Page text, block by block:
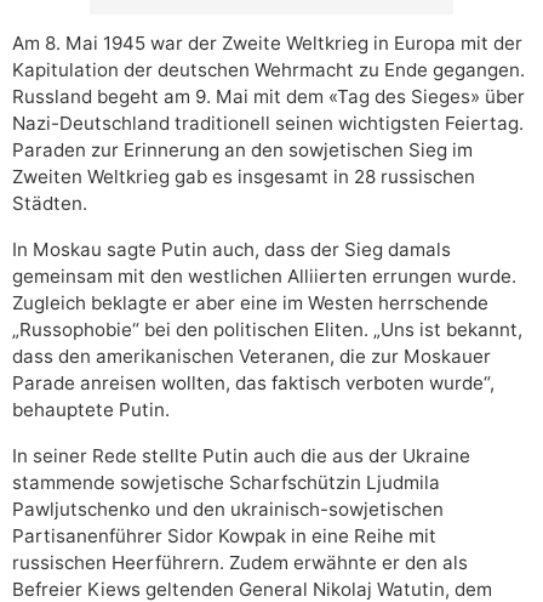
Am 8. Mai 1945 war der Zweite Weltkrieg in Europa mit der
Kapitulation der deutschen Wehrmacht zu Ende gegangen.
Russland begeht am 9. Mai mit dem «Tag des Sieges» über
Nazi-Deutschland traditionell seinen wichtigsten Feiertag.
Paraden zur Erinnerung an den sowjetischen Sieg im
Zweiten Weltkrieg gab es insgesamt in 28 russischen
Städten.
In Moskau sagte Putin auch, dass der Sieg damals
gemeinsam mit den westlichen Alliierten errungen wurde.
Zugleich beklagte er aber eine im Westen herrschende
„Russophobie“ bei den politischen Eliten. „Uns ist bekannt,
dass den amerikanischen Veteranen, die zur Moskauer
Parade anreisen wollten, das faktisch verboten wurde“,
behauptete Putin.
In seiner Rede stellte Putin auch die aus der Ukraine
stammende sowjetische Scharfschützin Ljudmila
Pawljutschenko und den ukrainisch-sowjetischen
Partisanenführer Sidor Kowpak in eine Reihe mit
russischen Heerführern. Zudem erwähnte er den als
Befreier Kiews geltenden General Nikolaj Watutin, dem